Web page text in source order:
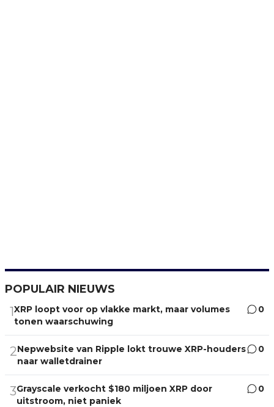
POPULAIR NIEUWS
1XRP loopt voor op vlakke markt, maar volumes
tonen waarschuwing
0
2Nepwebsite van Ripple lokt trouwe XRP-houders
naar walletdrainer
0
3Grayscale verkocht $180 miljoen XRP door
uitstroom, niet paniek
0